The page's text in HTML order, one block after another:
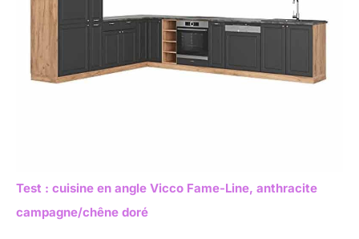
Test : cuisine en angle Vicco Fame-Line, anthracite
campagne/chêne doré